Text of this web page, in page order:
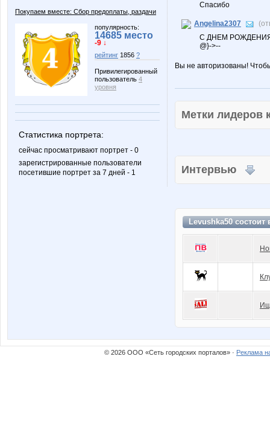
Покупаем вместе: Сбор предоплаты, раздачи
популярность:
14685 место
-9 ↓
рейтинг 1856 ?
Привилегированный
пользователь 4
уровня
Статистика портрета:
сейчас просматривают портрет - 0
зарегистрированные пользователи
посетившие портрет за 7 дней - 1
Спасибо
Angelina2307
С ДНЕМ
@}->--
Вы не авторизованы!
Метки
Интервью
Levushka50 состоит
© 2026 ООО «Сеть городских порталов» · Реклама